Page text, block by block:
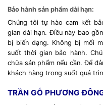
Bảo hành sản phẩm dài hạn:
Chúng tôi tự hào cam kết
gian dài hạn. Điều này bao
bị biến dạng. Không bị mối
suốt thời gian bảo hành.
chữa sản phẩm nếu cần. Để
khách hàng trong suốt quá
TRẦN GỖ PHƯƠNG